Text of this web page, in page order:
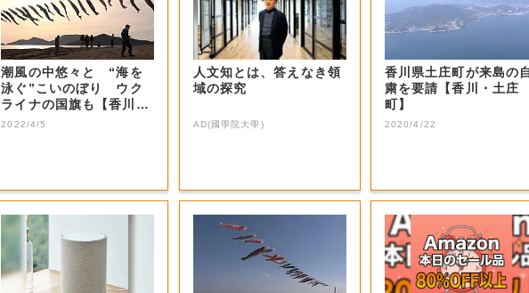
潮風の中悠々と “海を
泳ぐ”こいのぼり ウク
ライナの国旗も【香川・
土庄町】
2022/4/5
人文知とは、答えなき領
域の探究
AD(國學院大學)
香川県土庄町が来島の
粛を要請【香川・土庄
町】
2020/4/22